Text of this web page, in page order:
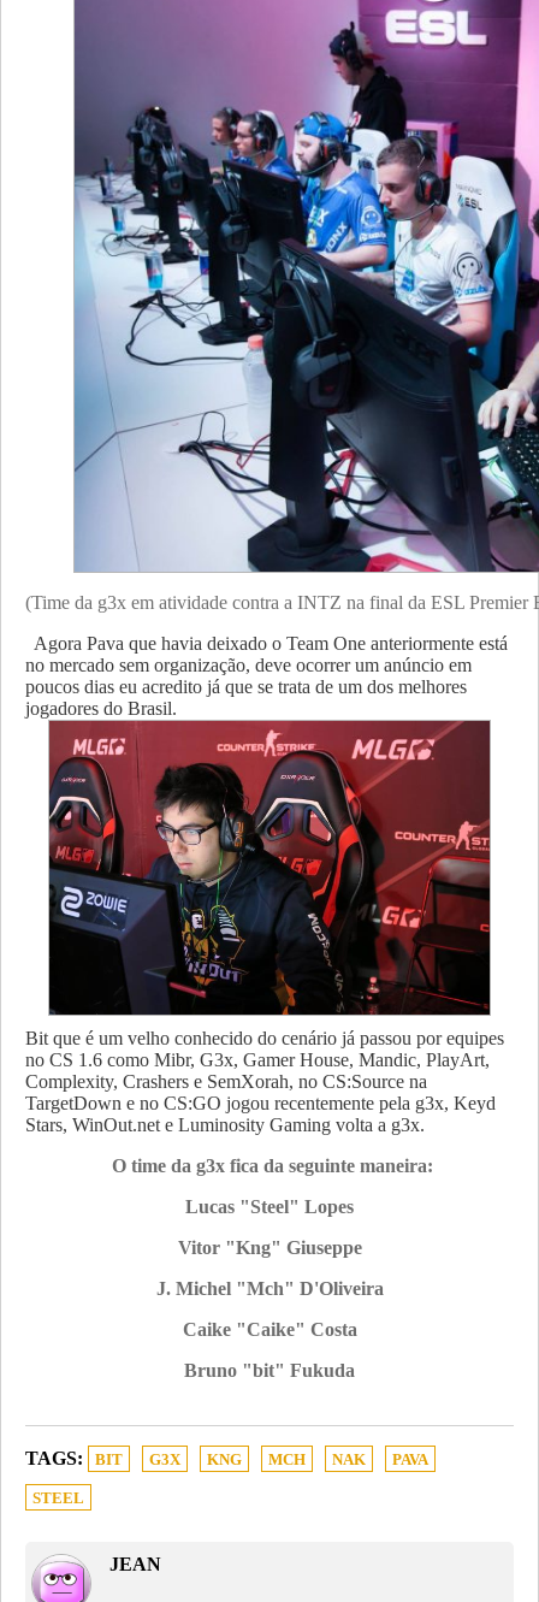
(Time da g3x em atividade contra a INTZ na final da ESL Premier
Agora Pava que havia deixado o Team One anteriormente está
no mercado sem organização, deve ocorrer um anúncio em
poucos dias eu acredito já que se trata de um dos melhores
jogadores do Brasil.
Bit que é um velho conhecido do cenário já passou por equipes
no CS 1.6 como Mibr, G3x, Gamer House, Mandic, PlayArt,
Complexity, Crashers e SemXorah, no CS:Source na
TargetDown e no CS:GO jogou recentemente pela g3x, Keyd
Stars, WinOut.net e Luminosity Gaming volta a g3x.
O time da g3x fica da seguinte maneira:
Lucas "Steel" Lopes
Vitor "Kng" Giuseppe
J. Michel "Mch" D'Oliveira
Caike "Caike" Costa
Bruno "bit" Fukuda
TAGS: BIT G3X KNG MCH NAK PAVA
STEEL
JEAN